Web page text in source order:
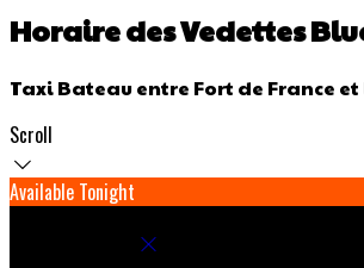
Horaire des Vedettes
Taxi Bateau entre Fort de France
Scroll
Available Tonight